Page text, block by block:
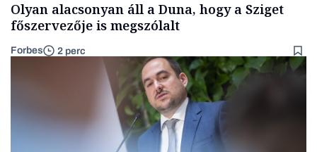
Olyan alacsonyan áll a Duna, hogy a Sziget
főszervezője is megszólalt
Forbes 2 perc